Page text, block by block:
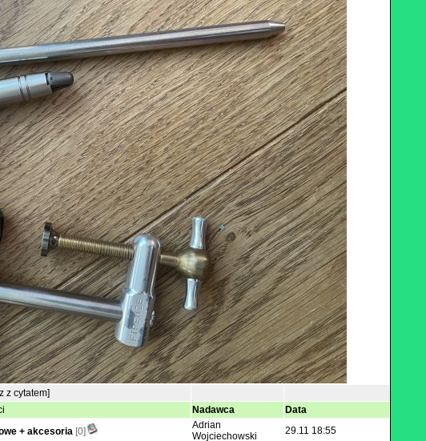
z cytatem]
Nadawca
Data
+ akcesoria [0]
Adrian
Wojciechowski
29.11 18:55